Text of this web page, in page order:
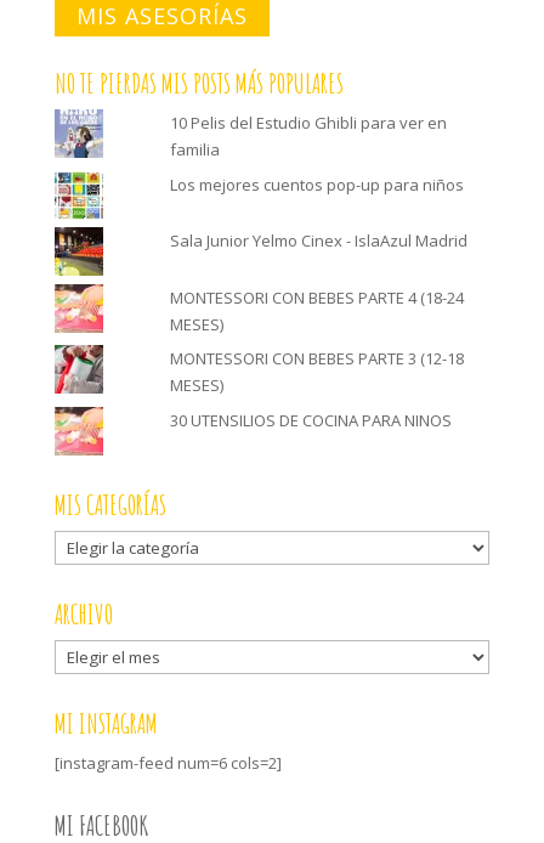
MIS ASESORÍAS
NO TE PIERDAS MIS POSTS MÁS POPULARES
10 Pelis del Estudio Ghibli para ver en
familia
Los mejores cuentos pop-up para niños
Sala Junior Yelmo Cinex - IslaAzul Madrid
MONTESSORI CON BEBES PARTE 4 (18-24
MESES)
MONTESSORI CON BEBES PARTE 3 (12-18
MESES)
30 UTENSILIOS DE COCINA PARA NINOS
MIS CATEGORÍAS
Mis
categorías
ARCHIVO
Archivo
MI INSTAGRAM
[instagram-feed num=6 cols=2]
MI FACEBOOK